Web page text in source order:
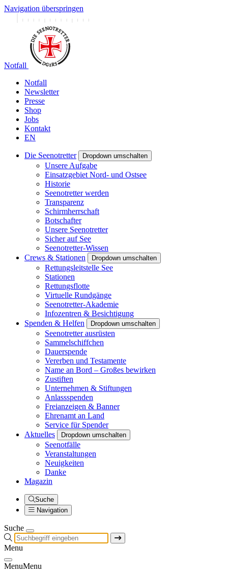
Navigation überspringen
Notfall
Notfall
Newsletter
Presse
Shop
Jobs
Kontakt
EN
Die Seenotretter Dropdown umschalten
Unsere Aufgabe
Einsatzgebiet Nord- und Ostsee
Historie
Seenotretter werden
Transparenz
Schirmherrschaft
Botschafter
Unsere Seenotretter
Sicher auf See
Seenotretter-Wissen
Crews & Stationen
Dropdown umschalten
Rettungsleitstelle See
Stationen
Rettungsflotte
Virtuelle Rundgänge
Seenotretter-Akademie
Infozentren & Besichtigung
Spenden & Helfen
Dropdown umschalten
Seenotretter ausrüsten
Sammelschiffchen
Dauerspende
Vererben und Testamente
Name an Bord – Großes bewirken
Zustiften
Unternehmen & Stiftungen
Anlassspenden
Freianzeigen & Banner
Ehrenamt an Land
Service für Spender
Aktuelles
Dropdown umschalten
Seenotfälle
Veranstaltungen
Neuigkeiten
Danke
Magazin
Suche
Navigation
Suche
Menu
MenuMenu